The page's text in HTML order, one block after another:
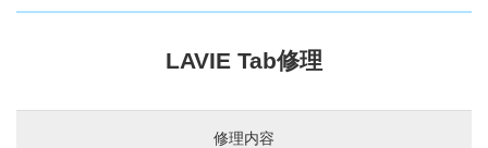
LAVIE Tab修理
修理内容